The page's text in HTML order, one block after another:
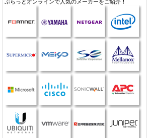
ぷらっとオンラインで人気のメーカーをご紹介！